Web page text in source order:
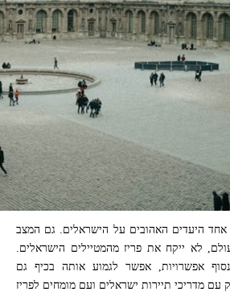
אחד היעדים האהובים על הישראלים. גם המצב
לא ייקח את פריז מהמטיילים הישראלים.
אפשרויות, אפשר לגמוע אותה בכיף גם
עם מדריכי תיירות ישראלים ועם מומחים לפריז